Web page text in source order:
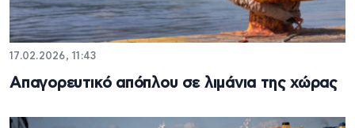
17.02.2026, 11:43
Απαγορευτικό απόπλου σε λιμάνια της χώρας